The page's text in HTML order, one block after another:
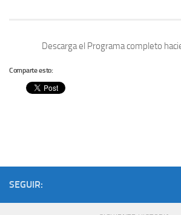
Descarga el Programa completo
Comparte esto:
SEGUIR: